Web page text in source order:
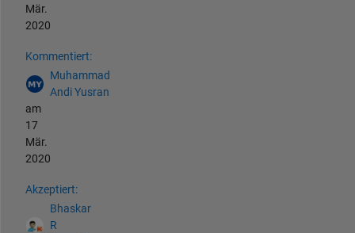
Mär.
2020
Kommentiert:
Muhammad
Andi Yusran
am
17
Mär.
2020
Akzeptiert:
Bhaskar
R